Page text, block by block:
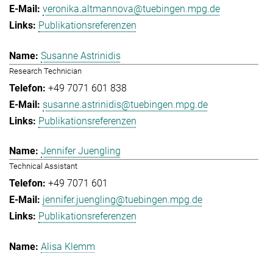
veronika.altmannova@tuebingen.mpg.de
Publikationsreferenzen
Susanne Astrinidis
Research Technician
+49 7071 601 838
susanne.astrinidis@tuebingen.mpg.de
Publikationsreferenzen
Jennifer Juengling
Technical Assistant
+49 7071 601
jennifer.juengling@tuebingen.mpg.de
Publikationsreferenzen
Alisa Klemm